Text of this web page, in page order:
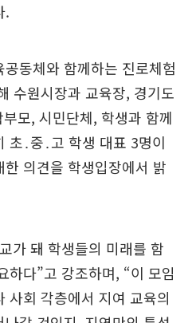
.
공동체와 함께하는 진로체험
수원시장과 교육장, 경기도
모, 시민단체, 학생과 함께
초․중․고 학생 대표 3명이
의견을 학생입장에서 밝
가 돼 학생들의 미래를 함
하다”고 강조하며, “이 모임
사회 각층에서 지여 교육의